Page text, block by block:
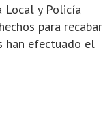
Local y Policía
para recabar
han efectuado el